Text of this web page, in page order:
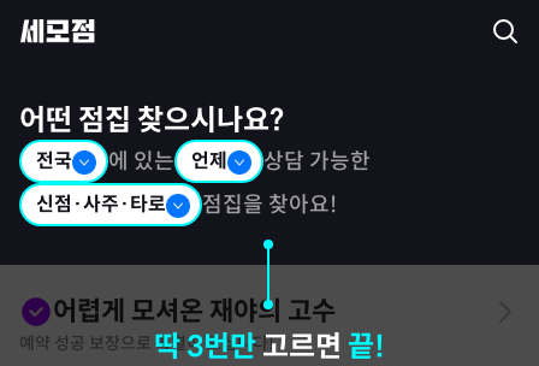
어떤 점집 찾으시나요?
전국 에 있는 언제 상담 가능한
신점·사주·타로 점집을 찾아요!
딱 3번만 고르면 끝!
어렵게 모셔온 재야의 고수
예약 성공 보장으로 특별히 모십니다!